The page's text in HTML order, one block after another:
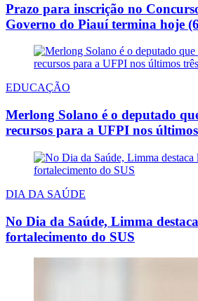
Prazo para inscrição no
Governo do Piauí termina hoje
EDUCAÇÃO
Merlong Solano é o deputado
recursos para a UFPI nos
DIA DA SAÚDE
No Dia da Saúde, Limma
fortalecimento do SUS